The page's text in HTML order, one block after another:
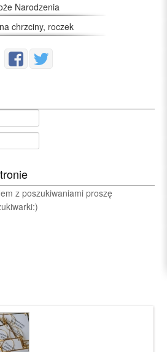
Narodzenia
chrzciny, roczek
z poszukiwaniami proszę